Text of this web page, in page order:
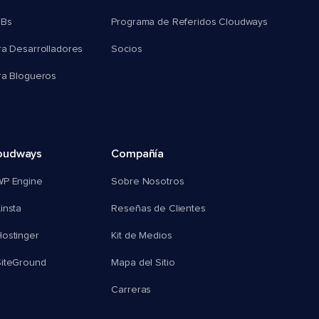
Desarrolladores
Blogueros
Programa de Referidos Cloudways
Socios
Engine
Compañía
Sobre Nosotros
Reseñas de Clientes
Kit de Medios
Mapa del Sitio
Carreras